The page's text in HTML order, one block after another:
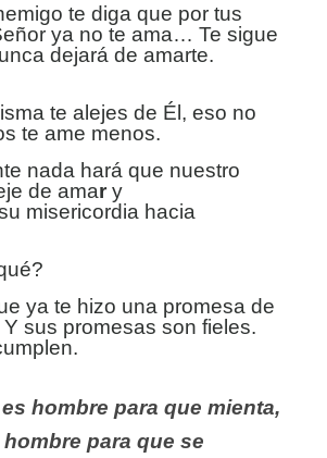
te diga que por tus
ya no te ama… Te sigue
dejará de amarte.
te alejes de Él, eso no
te ame menos.
nada hará que nuestro
de amary
misericordia hacia
ya te hizo una promesa de
sus promesas son fieles.
hombre para que mienta,
para que se